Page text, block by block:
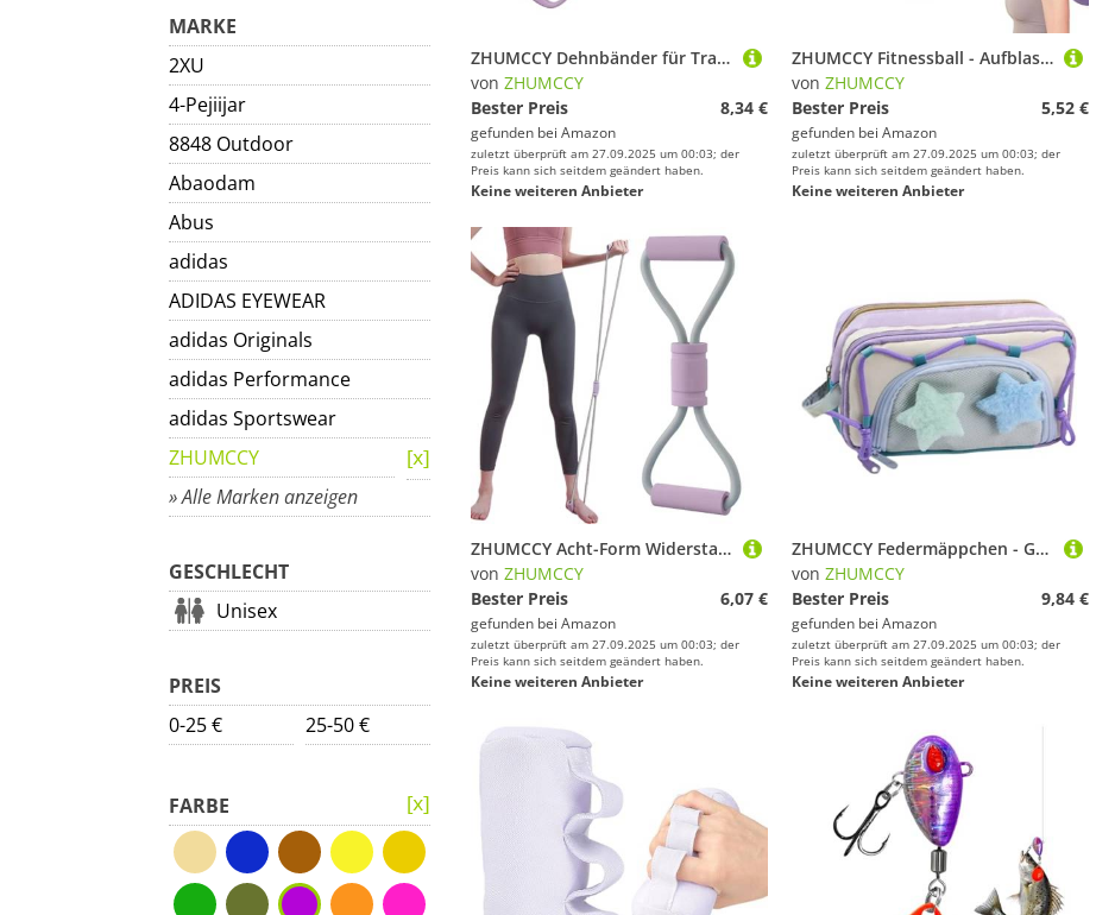
MARKE
2XU
4-Pejiijar
8848 Outdoor
Abaodam
Abus
adidas
ADIDAS EYEWEAR
adidas Originals
adidas Performance
adidas Sportswear
ZHUMCCY
» Alle Marken anzeigen
GESCHLECHT
Unisex
PREIS
0-25 €
25-50 €
FARBE
ZHUMCCY Dehnbänder für Training | Elastisches Seil für Fitness,Equipment Für Pilates Yoga Krafttraining Rücken Schulter Beine
von ZHUMCCY
Bester Preis
8,34 €
gefunden bei Amazon
zuletzt überprüft am 27.09.2025 um 00:03; der
Preis kann sich seitdem geändert haben.
Keine weiteren Anbieter
ZHUMCCY Fitnessball - Aufblasbare Kleine Trainingsball | Fitnessgerät Für Zuhause Rehabilitation Entspannung Bauch Beine Po Arme
von ZHUMCCY
Bester Preis
5,52 €
gefunden bei Amazon
zuletzt überprüft am 27.09.2025 um 00:03; der
Preis kann sich seitdem geändert haben.
Keine weiteren Anbieter
ZHUMCCY Acht-Form Widerstandsbänder für Frauen - Fitnessbänder mit Griffen | rutschfeste Trainingsgeräte Für Krafttraining Muskelaufbau Straffung Dehnung Yoga Gym Reisen
von ZHUMCCY
Bester Preis
6,07 €
gefunden bei Amazon
zuletzt überprüft am 27.09.2025 um 00:03; der
Preis kann sich seitdem geändert haben.
Keine weiteren Anbieter
ZHUMCCY Federmäppchen - Großes Fassungsvermögen Schutztasche Für Stifte - Schreibzeugtasche Mit 8 Fächern Für Radiergummi Lineal Marker Notizen Schüler Lehrer Kindergarten Reise Rucksack Geburtstag
von ZHUMCCY
Bester Preis
9,84 €
gefunden bei Amazon
zuletzt überprüft am 27.09.2025 um 00:03; der
Preis kann sich seitdem geändert haben.
Keine weiteren Anbieter